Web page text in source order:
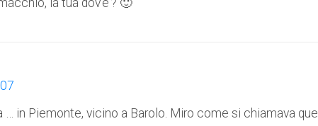
la tua dov’e’? 🙂
… in Piemonte, vicino a Barolo. Miro come si chiamava quel